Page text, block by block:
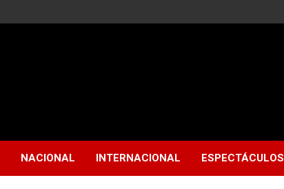
NACIONAL INTERNACIONAL ESPECTÁCULOS